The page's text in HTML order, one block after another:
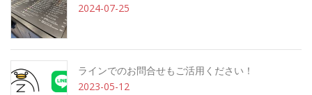
2024-07-25
ラインでのお問合せもご活用ください！
2023-05-12